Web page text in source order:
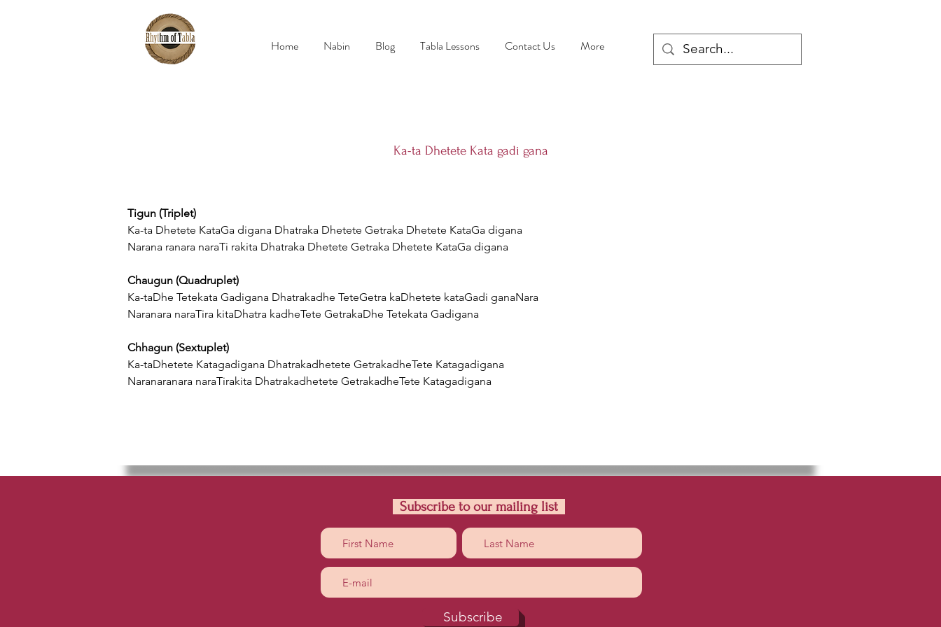
Home Nabin Blog Tabla Lessons Contact Us More
Ka-ta Dhetete Kata gadi gana
Tigun (Triplet)
Ka-ta Dhetete KataGa digana Dhatraka Dhetete Getraka Dhetete KataGa digana
Narana ranara naraTi rakita Dhatraka Dhetete Getraka Dhetete KataGa digana
Chaugun (Quadruplet)
Ka-taDhe Tetekata Gadigana Dhatrakadhe TeteGetra kaDhetete kataGadi ganaNara
Naranara naraTira kitaDhatra kadheTete GetrakaDhe Tetekata Gadigana
Chhagun (Sextuplet)
Ka-taDhetete Katagadigana Dhatrakadhetete GetrakadheTete Katagadigana
Naranaranara naraTirakita Dhatrakadhetete GetrakadheTete Katagadigana
Subscribe to our mailing list
Subscribe